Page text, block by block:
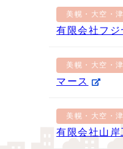
美幌・大空・
有限会社フジ
美幌・大空・
マース
美幌・大空・
有限会社山岸